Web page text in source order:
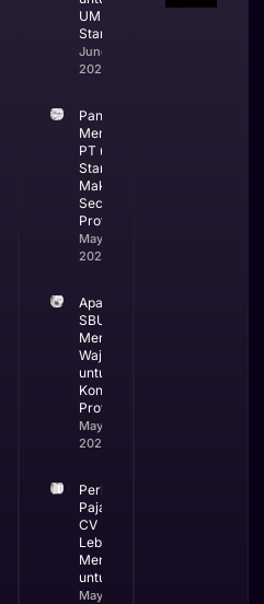
UMKM dan
Startup
June 25,
2026
Panduan
Mendirikan
PT untuk
Startup di
Makassar
Secara
Profesional
May 25,
2026
Apa itu
SBUJK dan
Mengapa
Wajib
untuk
Kontraktor
Profesional
May 19,
2026
Perbandingan
Pajak PT dan
CV Mana yang
Lebih
Menguntungkan
untuk Bisnis
May 13, 2026